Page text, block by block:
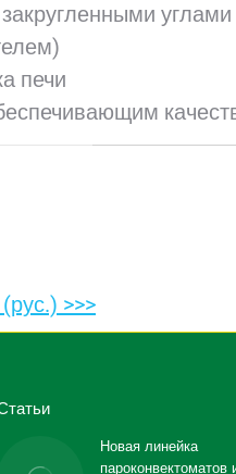
печи
>>>
Новая линейка